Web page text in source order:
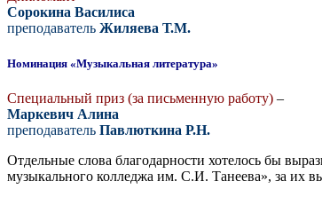
Сорокина Василиса
преподаватель Жиляева Т.М.
Номинация «Музыкальная литература»
Специальный приз (за письменную работу) –
Маркевич Алина
преподаватель Павлюткина Р.Н.
Отдельные слова благодарности хотелось бы
музыкального колледжа им. С.И. Танеева», за их